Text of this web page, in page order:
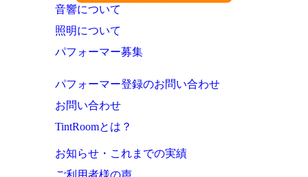
音響について
照明について
パフォーマー募集
パフォーマー登録のお問い合わせ
お問い合わせ
TintRoomとは？
お知らせ・これまでの実績
ご利用者様の声